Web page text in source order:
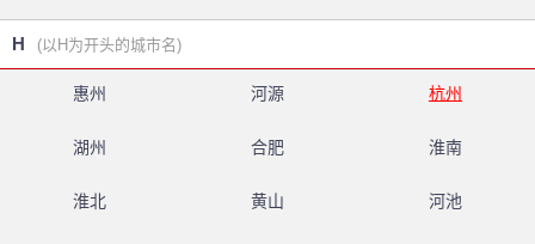
H (以H为开头的城市名)
惠州 河源 杭州
湖州 合肥 淮南
淮北 黄山 河池